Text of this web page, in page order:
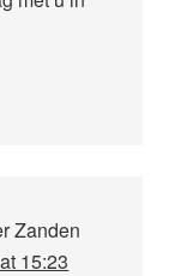
Zanden
15:23